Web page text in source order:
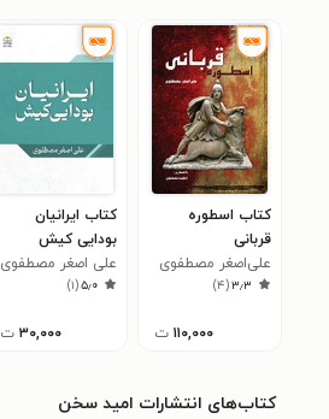
کتاب اسطوره
قربانی
علی‌اصغر مصطفوی
۳٫۳(۴)
۱۱۰,۰۰۰ ت
کتاب ایرانیان
بودایی کیش
علی اصغر مصطفوی
۵٫۰(۱)
۳۰,۰۰۰ ت
کتاب‌های انتشارات امید سخن